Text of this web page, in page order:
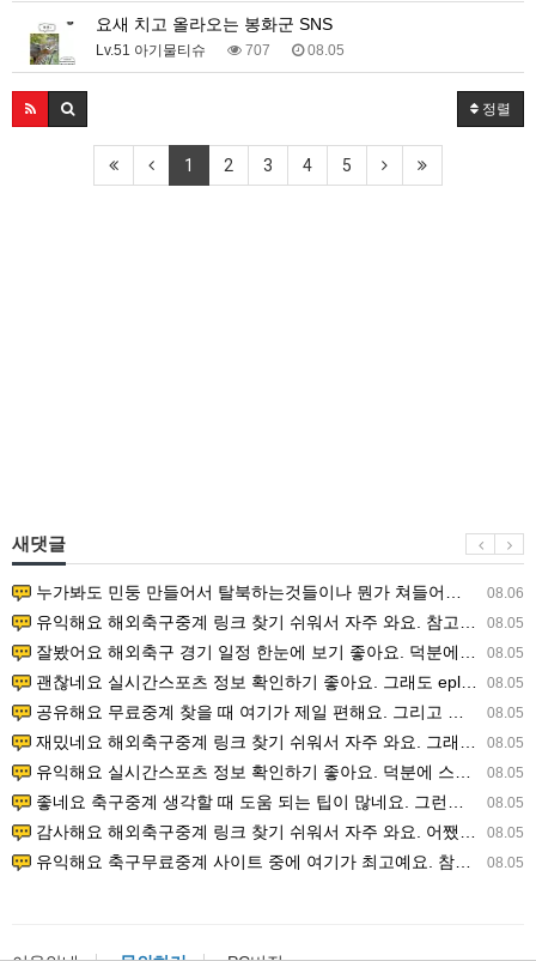
요새 치고 올라오는 봉화군 SNS
Lv.51 아기물티슈 707 08.05
정렬
1 2 3 4 5
새댓글
08.06
누가봐도 민둥 만들어서 탈북하는것들이나 뭔가 쳐들어오는 낌새를 미리 알아차리기 위함이지 저걸 전쟁준비라고 하…
08.05
유익해요 해외축구중계 링크 찾기 쉬워서 자주 와요. 참고로 무료스포츠중계 정보 확인할 때 출처 꼭 체크해요.…
08.05
잘봤어요 해외축구 경기 일정 한눈에 보기 좋아요. 덕분에 epl중계 볼 때 공식 중계 채널 먼저 찾아봐요. …
08.05
괜찮네요 실시간스포츠 정보 확인하기 좋아요. 그래도 epl중계 볼 때 공식 중계 채널 먼저 찾아봐요. 북마크…
08.05
공유해요 무료중계 찾을 때 여기가 제일 편해요. 그리고 무료스포츠중계 정보 확인할 때 출처 꼭 체크해요. 앞…
08.05
재밌네요 해외축구중계 링크 찾기 쉬워서 자주 와요. 그래서 해외축구중계도 정식 서비스로 봐야 안전해요. 다음…
08.05
유익해요 실시간스포츠 정보 확인하기 좋아요. 덕분에 스포츠중계는 합법적인 경로로만 시청하려 해요. 좋은 정보…
08.05
좋네요 축구중계 생각할 때 도움 되는 팁이 많네요. 그런데 해외축구중계도 정식 서비스로 봐야 안전해요. 다음…
08.05
감사해요 해외축구중계 링크 찾기 쉬워서 자주 와요. 어쨌든 축구무료중계도 합법적인 곳에서 봐야 마음 편해요.…
08.05
유익해요 축구무료중계 사이트 중에 여기가 최고예요. 참고로 축구무료중계도 합법적인 곳에서 봐야 마음 편해요.…